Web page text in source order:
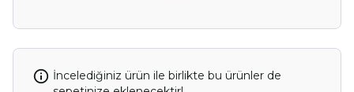
İncelediğiniz ürün ile birlikte bu ürünler de